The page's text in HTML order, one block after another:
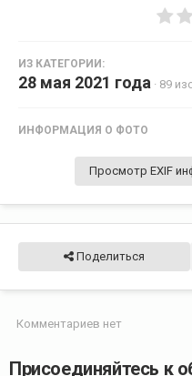
ИЗ КАТЕГОРИИ:
28 мая 2021 года · 89
ИНФОРМАЦИЯ О ФОТО
Просмотр EXIF
Поделиться
Комментариев нет
Присоединяйтесь к